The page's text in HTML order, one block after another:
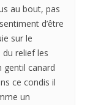
au bout, pas
d’être
sur le
relief les
gentil canard
ce condis il
un